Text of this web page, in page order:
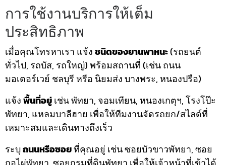
การใช้งานบริการให้เต็ม
ประสิทธิภาพ
เมื่อคุณโทรหาเรา แจ้งชนิดของยานพาหนะ(รถยนต์
ทั่วไป, รถบัส, รถใหญ่) พร้อมสถานที่ (เช่น ถนน
มอเตอร์เวย์ ชลบุรี หรือ นิยมส่ง บางพระ, หนองปรือ)
แจ้งพื้นที่อยู่เช่น พัทยา, จอมเทียน, หนองเกตุฯ, โรงโป๊ะ
พัทยา, แหลมบาลีฮาย เพื่อให้ทีมงานจัดรถยก/สไลด์ที่
เหมาะสมและเดินทางถึงเร็ว
ระบุถนนหรือซอยที่คุณอยู่ เช่น ซอยบัวขาวพัทยา, ซอย